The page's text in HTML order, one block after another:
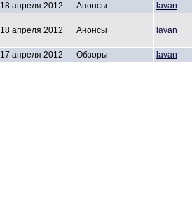
18 апреля 2012
Анонсы lavan
18 апреля 2012 Анонсы lavan
17 апреля 2012 Обзоры lavan